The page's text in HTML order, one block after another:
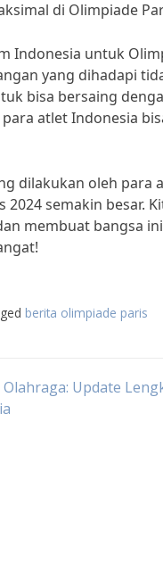
di Olimpiade
Indonesia untuk
yang dihadapi
bisa bersaing
atlet Indonesia
dilakukan oleh
2024 semakin besar.
membuat bangsa
berita olimpiade paris
Update